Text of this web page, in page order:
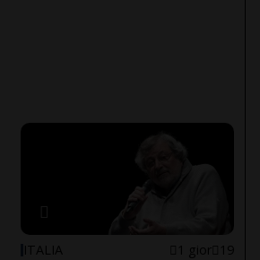
ITALIA 1 gior 19